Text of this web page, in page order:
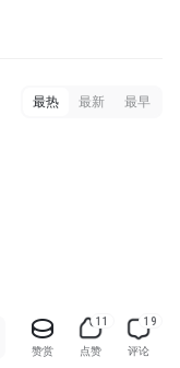
最热 最新 最早
赞赏
11
点赞
19
评论